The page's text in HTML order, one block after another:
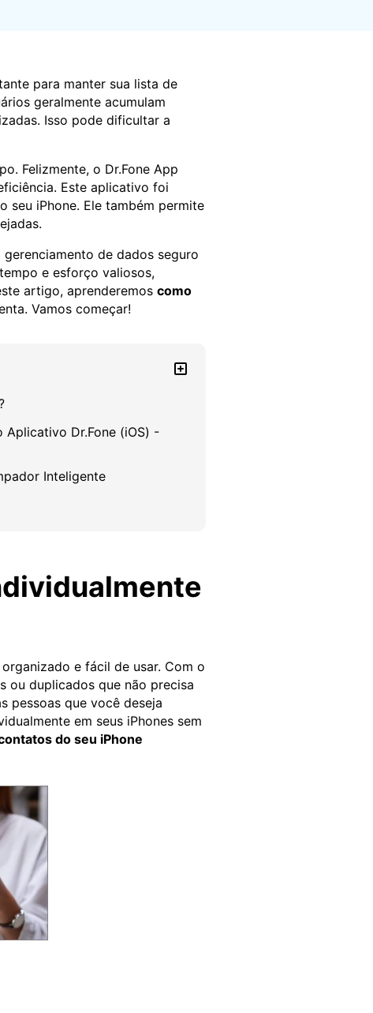
para manter sua lista de
geralmente acumulam
Isso pode dificultar a
Felizmente, o Dr.Fone App
Este aplicativo foi
iPhone. Ele também permite
de dados seguro
e esforço valiosos,
artigo, aprenderemos como
Vamos começar!
Aplicativo Dr.Fone (iOS) -
Inteligente
e fácil de usar. Com o
ou duplicados que não precisa
pessoas que você deseja
em seus iPhones sem
do seu iPhone